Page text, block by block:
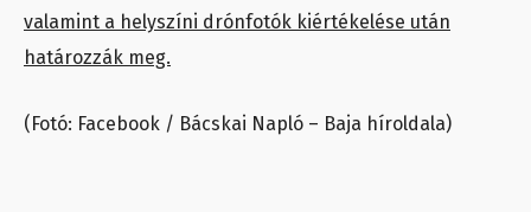
valamint a helyszíni drónfotók kiértékelése után
határozzák meg.
(Fotó: Facebook / Bácskai Napló – Baja híroldala)